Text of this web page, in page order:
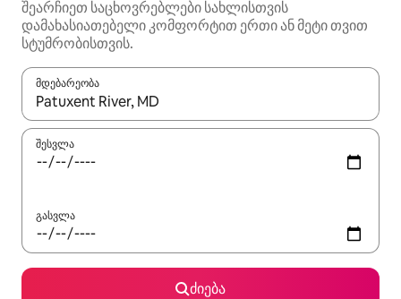
შეარჩიეთ საცხოვრებლები სახლისთვის
დამახასიათებელი კომფორტით ერთი ან მეტი თვით
სტუმრობისთვის.
მდებარეობა
როცა შედეგები ხელმისაწვდომი გახდება, ნავიგაციისთვის
შესვლა
გასვლა
ძიება